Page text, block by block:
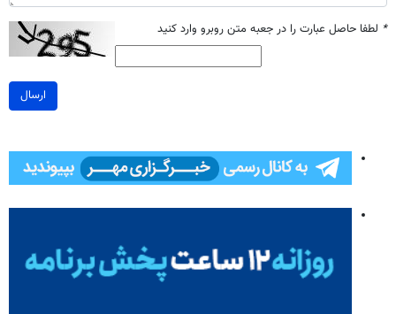
* لطفا حاصل عبارت را در جعبه متن روبرو وارد کنید
ارسال